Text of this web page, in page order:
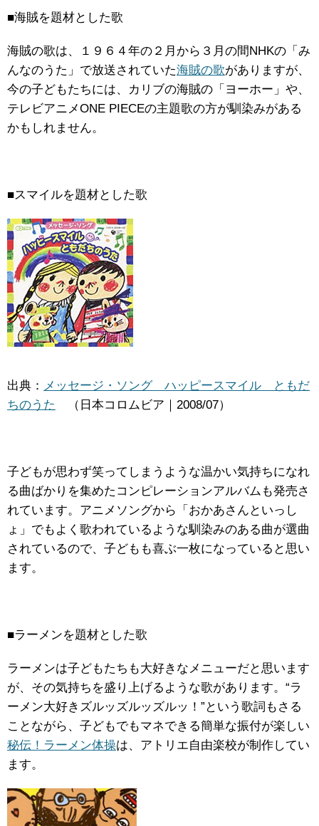
■海賊を題材とした歌
海賊の歌は、１９６４年の２月から３月の間NHKの「み
んなのうた」で放送されていた海賊の歌がありますが、
今の子どもたちには、カリブの海賊の「ヨーホー」や、
テレビアニメONE PIECEの主題歌の方が馴染みがある
かもしれません。
■スマイルを題材とした歌
出典： メッセージ・ソング ハッピースマイル ともだ
ちのうた
（日本コロムビア｜2008/07）
子どもが思わず笑ってしまうような温かい気持ちになれ
る曲ばかりを集めたコンピレーションアルバムも発売さ
れています。アニメソングから「おかあさんといっし
ょ」でもよく歌われているような馴染みのある曲が選曲
されているので、子どもも喜ぶ一枚になっていると思い
ます。
■ラーメンを題材とした歌
ラーメンは子どもたちも大好きなメニューだと思います
が、その気持ちを盛り上げるような歌があります。“ラ
ーメン大好きズルッズルッズルッ！”という歌詞もさる
ことながら、子どもでもマネできる簡単な振付が楽しい
秘伝！ラーメン体操は、アトリエ自由楽校が制作してい
ます。